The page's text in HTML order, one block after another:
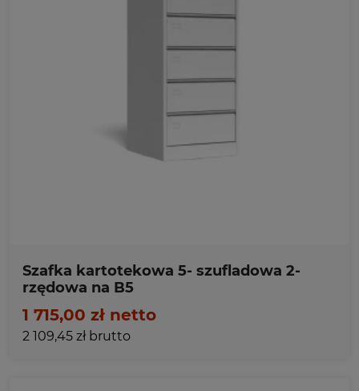
Ulubione
Szafka kartotekowa 5- szufladowa 2-
rzędowa na B5
1 715,00 zł netto
2 109,45 zł brutto